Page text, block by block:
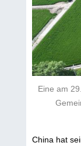
Eine am
China hat